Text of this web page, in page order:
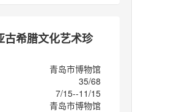
希腊文化艺术珍
青岛市博物馆
35/68
7/15--11/15
青岛市博物馆